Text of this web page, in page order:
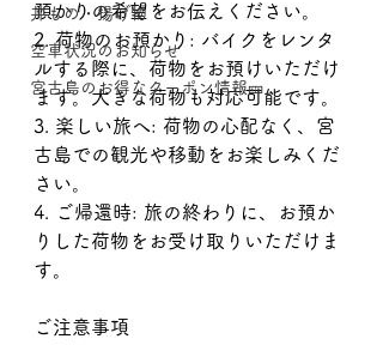
丼もの・揚げ物
空車状況のお知らせ
宮古島のお得なクーポン情報🎫
預かりの希望をお伝えください。
2. 荷物のお預かり: バイクをレンタ
ルする際に、荷物をお預けいただけ
ます。大きな荷物も対応可能です。
3. 楽しい旅へ: 荷物の心配なく、宮
古島での観光や移動をお楽しみくだ
さい。
4. ご帰還時: 旅の終わりに、お預か
りした荷物をお受け取りいただけま
す。
ご注意事項